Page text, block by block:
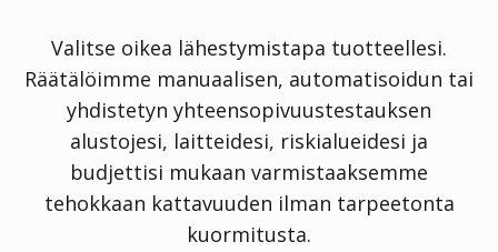
Valitse oikea lähestymistapa tuotteellesi.
Räätälöimme manuaalisen, automatisoidun tai
yhdistetyn yhteensopivuustestauksen
alustojesi, laitteidesi, riskialueidesi ja
budjettisi mukaan varmistaaksemme
tehokkaan kattavuuden ilman tarpeetonta
kuormitusta.